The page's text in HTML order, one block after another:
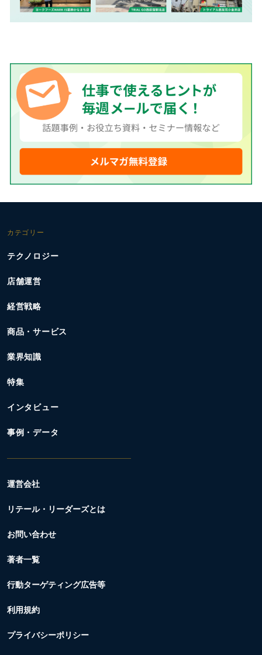
カテゴリー
テクノロジー
店舗運営
経営戦略
商品・サービス
業界知識
特集
インタビュー
事例・データ
運営会社
リテール・リーダーズとは
お問い合わせ
著者一覧
行動ターゲティング広告等
利用規約
プライバシーポリシー